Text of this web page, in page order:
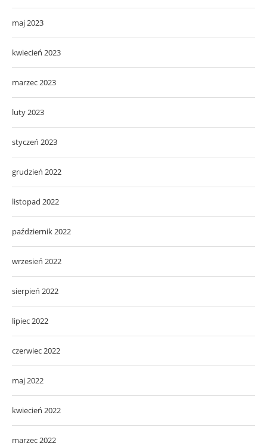
maj 2023
kwiecień 2023
marzec 2023
luty 2023
styczeń 2023
grudzień 2022
listopad 2022
październik 2022
wrzesień 2022
sierpień 2022
lipiec 2022
czerwiec 2022
maj 2022
kwiecień 2022
marzec 2022